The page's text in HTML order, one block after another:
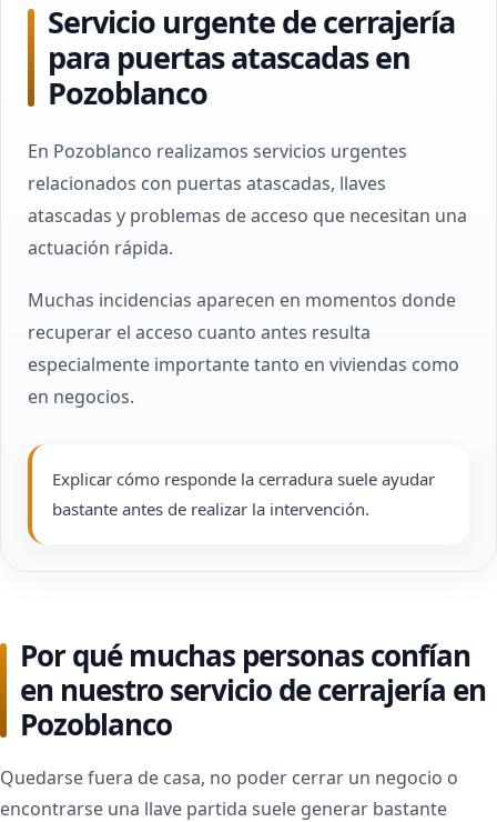
Servicio urgente de cerrajería
para puertas atascadas en
Pozoblanco
En Pozoblanco realizamos servicios urgentes
relacionados con puertas atascadas, llaves
atascadas y problemas de acceso que necesitan una
actuación rápida.
Muchas incidencias aparecen en momentos donde
recuperar el acceso cuanto antes resulta
especialmente importante tanto en viviendas como
en negocios.
Explicar cómo responde la cerradura suele ayudar
bastante antes de realizar la intervención.
Por qué muchas personas confían
en nuestro servicio de cerrajería en
Pozoblanco
Quedarse fuera de casa, no poder cerrar un negocio o
encontrarse una llave partida suele generar bastante